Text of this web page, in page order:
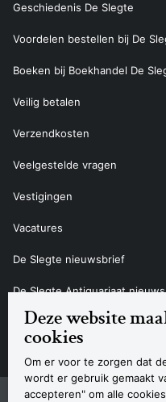
Deze website
cookies
Om er voor te zorgen dat
wordt er gebruik gemaakt
accepteren" om alle
Geschiedenis De Slegte
Voordelen bestellen bij De
Boeken bij Boekhandel De
Veilig betalen
Verzendkosten
Veelgestelde vragen
Vestigingen
Vacatures
De Slegte nieuwsbrief
De Slegte Antiquariaat
Contact
SitemapPrivacyverklaring